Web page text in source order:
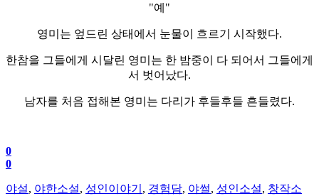
"예"
영미는 엎드린 상태에서 눈물이 흐르기 시작했다.
한참을 그들에게 시달린 영미는 한 밤중이 다 되어서 그들에게
서 벗어났다.
남자를 처음 접해본 영미는 다리가 후들후들 흔들렸다.
0
0
야설, 야한소설, 성인이야기 , 경험담, 야썰, 성인소설, 창작소